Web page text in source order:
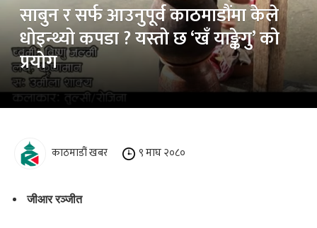
साबुन र सर्फ आउनुपूर्व काठमाडौंमा केले
धोइन्थ्यो कपडा ? यस्तो छ ‘खँ याङ्केगु’ को
प्रयोग
काठमाडौं खबर ९ माघ २०८०
जीआर रञ्जीत